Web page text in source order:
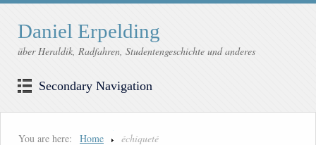
Daniel Erpelding
über Heraldik, Radfahren, Studentengeschichte und anderes
Secondary Navigation
You are here: Home échiqueté